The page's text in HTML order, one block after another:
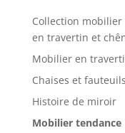
Collection
en travertin et
Mobilier en
Chaises et
Histoire de miroir
Mobilier tendance